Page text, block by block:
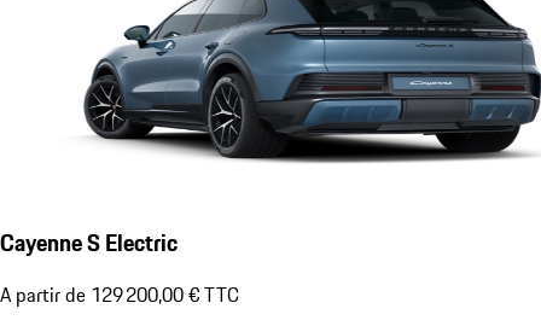
Cayenne S Electric
A partir de 129 200,00 € TTC